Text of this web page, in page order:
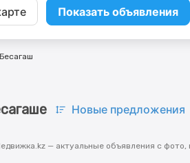
Показать объявления
Бесагаш
Новые предложения
— актуальные объявления с